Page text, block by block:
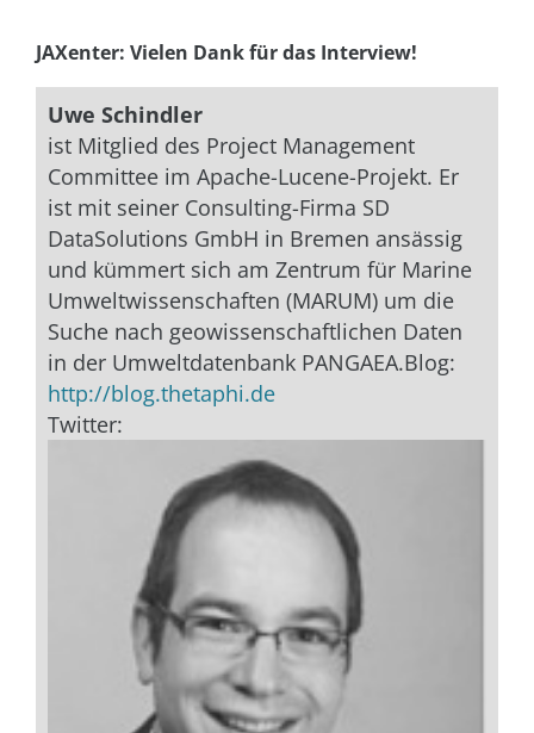
JAXenter: Vielen Dank für das Interview!
Uwe Schindler
ist Mitglied des Project Management
Committee im Apache-Lucene-Projekt. Er
ist mit seiner Consulting-Firma SD
DataSolutions GmbH in Bremen ansässig
und kümmert sich am Zentrum für Marine
Umweltwissenschaften (MARUM) um die
Suche nach geowissenschaftlichen Daten
in der Umweltdatenbank PANGAEA.Blog:
http://blog.thetaphi.de
Twitter: